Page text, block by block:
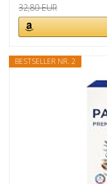
32,80 EUR
BESTSELLER NR. 2